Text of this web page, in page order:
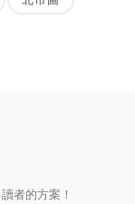
者的方案！